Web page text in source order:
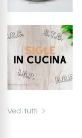
Vedi tutti